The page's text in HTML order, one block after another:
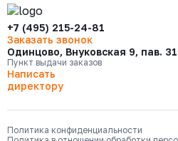
+7 (495) 215-24-81
Заказать звонок
Одинцово, Внуковская 9, пав. 31
Пункт выдачи заказов
Написать
директору
Политика конфиденциальности